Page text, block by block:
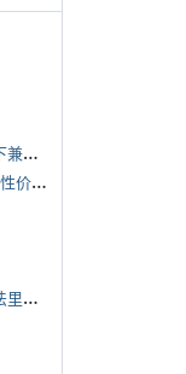
*
投入了很多精力经营的一段感情，被女方评价说在向下兼容我，感觉有点破防
*
想请教有经验的蛋友，想给媳妇7夕买个跳蛋，有没有性价比高的推荐
*
有啥搞钱的路子吗，开源节流都行，主要是开源，刑法里的咱不做